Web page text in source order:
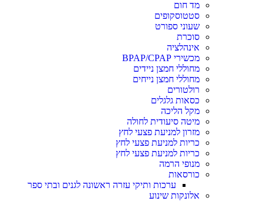
סטטוסקופים
שעוני ספורט
אינהלציה
מחוללי חמצן ניידים
מחוללי חמצן נייחים
רולטורים
כסאות גלגלים
מקל הליכה
מיטה סיעודית לחולה
מזרון למניעת פצעי לחץ
כריות למניעת פצעי לחץ
כריות למניעת פצעי לחץ
מנופי הרמה
ערכות ותיקי עזרה ראשונה לגנים ובתי ספר
אלונקות שינוע